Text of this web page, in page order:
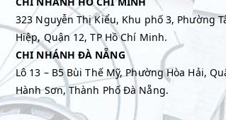
323 Nguyễn Thị Kiểu, Khu phố 3, Phường
Hiệp, Quận 12, TP Hồ Chí Minh.
CHI NHÁNH ĐÀ NẴNG
Lô 13 – B5 Bùi Thế Mỹ, Phường Hòa Hải,
Hành Sơn, Thành Phố Đà Nẵng.